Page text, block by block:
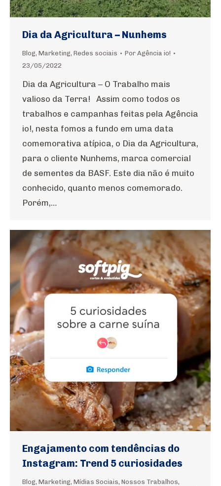
Dia da Agricultura – Nunhems
Blog, Marketing, Redes sociais Por Agência io!
23/05/2022
Dia da Agricultura – O Trabalho mais
valioso da Terra! Assim como todos os
trabalhos e campanhas feitas pela Agência
io!, nesta fomos a fundo em uma data
comemorativa atípica, o Dia da Agricultura,
para o cliente Nunhems, marca comercial
de sementes da BASF. Este dia não é muito
conhecido, quanto menos comemorado.
Porém,…
Engajamento com tendências do
Instagram: Trend 5 curiosidades
Blog, Marketing, Mídias Sociais, Nossos Trabalhos,